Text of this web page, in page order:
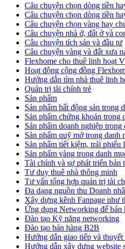
Câu chuyện chọn dòng tiền
Câu chuyện chọn dòng tiền
Câu chuyện chọn vàng hay
Câu chuyện nhà ở, đất ở và
Câu chuyện tích sản và đầu tư
Câu chuyện vàng và đất xưa
Flexhome cho thuê linh hoạt
Hoạt động cộng đồng
Hướng dẫn tìm nhà thuê linh
Quản trị tài chính trẻ
Sản phẩm
Sản phẩm bất động sản trong
Sản phẩm chứng khoán trong
Sản phẩm doanh nghiệp
Sản phẩm quỹ mở trong danh
Sản phẩm tiết kiệm, trái
Sản phẩm vàng trong danh
Tài chính và sự phát triển bản
Tư duy thuê nhà thông minh
Tư vấn tổng hợp quản trị tài
Đa dạng nguồn thu Doanh
Xây dựng kênh Fanpage như
Ứng dụng Networking để bán
Đào tạo Kỹ năng networking
Đào tạo bán hàng B2B
Hướng dẫn giao tiếp và thuyết
Hướng dẫn xây dựng website